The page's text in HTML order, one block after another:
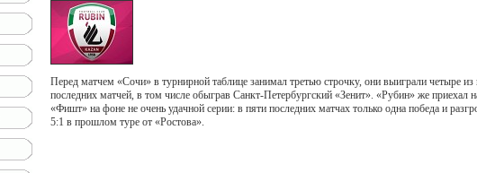
Перед матчем «Сочи» в турнирной таблице занимал третью строчку, они выиграли четыре из
последних матчей, в том числе обыграв Санкт-Петербургский «Зенит». «Рубин» же приехал
«Фишт» на фоне не очень удачной серии: в пяти последних матчах только одна победа и
5:1 в прошлом туре от «Ростова».